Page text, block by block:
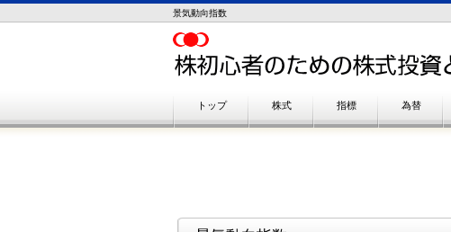
景気動向指数
トップ 株式 指標 為替